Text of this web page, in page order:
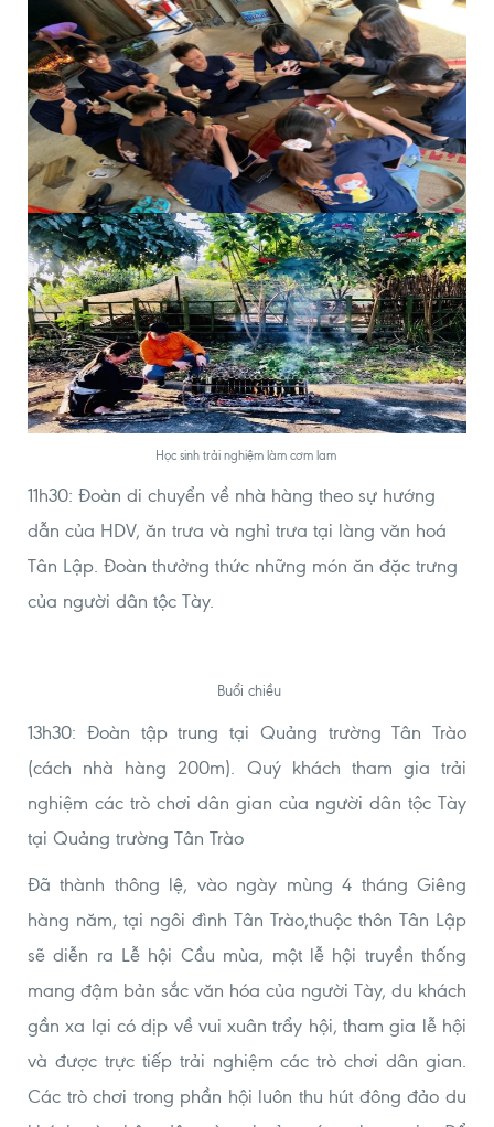
Học sinh trải nghiệm làm cơm lam
11h30: Đoàn di chuyển về nhà hàng theo sự hướng
dẫn của HDV, ăn trưa và nghỉ trưa tại làng văn hoá
Tân Lập. Đoàn thưởng thức những món ăn đặc trưng
của người dân tộc Tày.
Buổi chiều
13h30: Đoàn tập trung tại Quảng trường Tân Trào
(cách nhà hàng 200m). Quý khách tham gia trải
nghiệm các trò chơi dân gian của người dân tộc Tày
tại Quảng trường Tân Trào
Đã thành thông lệ, vào ngày mùng 4 tháng Giêng
hàng năm, tại ngôi đình Tân Trào,thuộc thôn Tân Lập
sẽ diễn ra Lễ hội Cầu mùa, một lễ hội truyền thống
mang đậm bản sắc văn hóa của người Tày, du khách
gần xa lại có dịp về vui xuân trẩy hội, tham gia lễ hội
và được trực tiếp trải nghiệm các trò chơi dân gian.
Các trò chơi trong phần hội luôn thu hút đông đảo du